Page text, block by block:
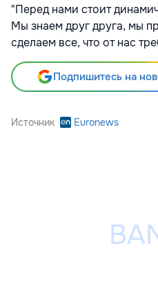
"Перед нами стоит
Мы знаем друг друга, мы
сделаем все, что от нас
Подпишитесь на
Источник Euronews